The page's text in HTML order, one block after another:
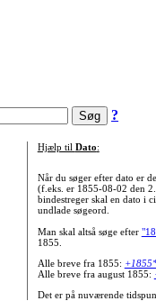
?
Hjælp til Dato:
Når du søger efter dato er
(f.eks. er 1855-08-02 den
bindestreger skal en dato i
undlade søgeord.
Man skal altså søge efter
1855.
Alle breve fra 1855:
Alle breve fra august 1855:
Det er på nuværende